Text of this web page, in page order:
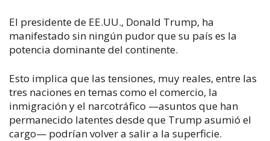
El presidente de EE.UU., Donald Trump, ha
manifestado sin ningún pudor que su país es la
potencia dominante del continente.
Esto implica que las tensiones, muy reales, entre las
tres naciones en temas como el comercio, la
inmigración y el narcotráfico —asuntos que han
permanecido latentes desde que Trump asumió el
cargo— podrían volver a salir a la superficie.